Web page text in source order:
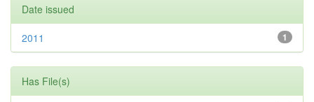
Date issued
1
2011
Has File(s)